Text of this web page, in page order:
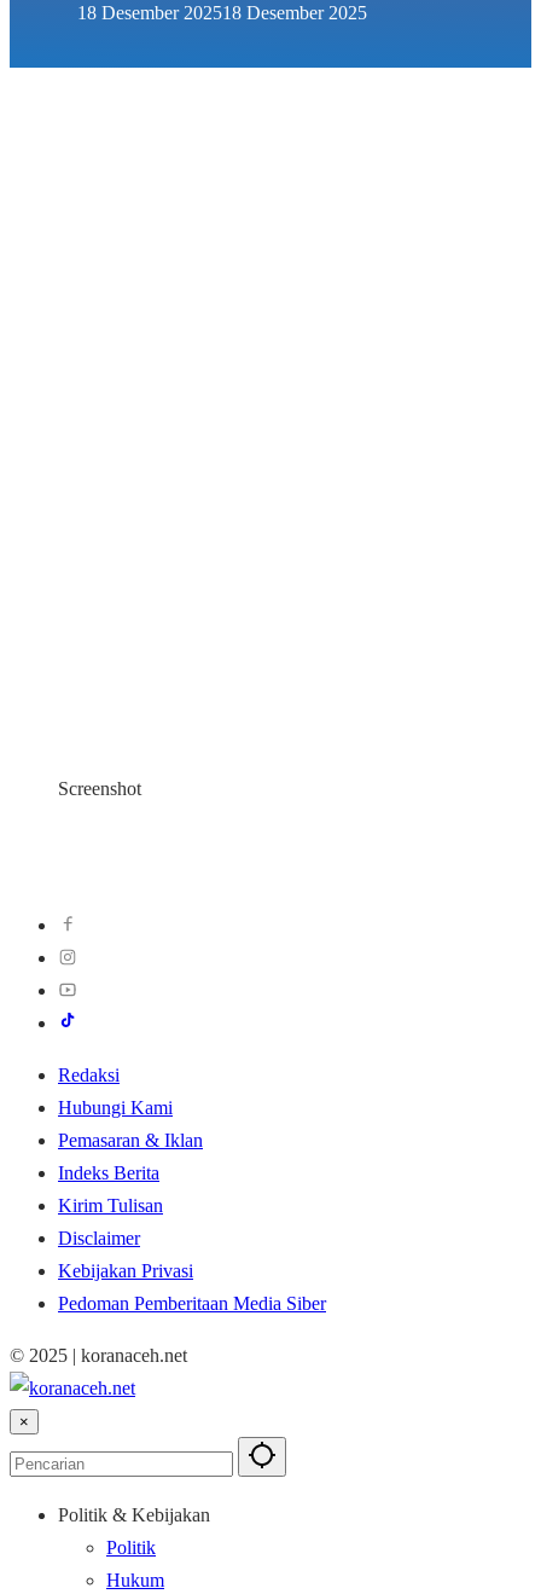
18 Desember 202518 Desember 2025
Screenshot
Redaksi
Hubungi Kami
Pemasaran & Iklan
Indeks Berita
Kirim Tulisan
Disclaimer
Kebijakan Privasi
Pedoman Pemberitaan Media Siber
© 2025 | koranaceh.net
×
Politik & Kebijakan
Politik
Hukum